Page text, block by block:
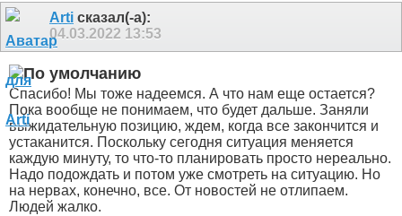
Arti сказал(-а):
04.03.2022 13:53
Спасибо! Мы тоже надеемся. А что нам еще остается?
Пока вообще не понимаем, что будет дальше. Заняли
выжидательную позицию, ждем, когда все закончится и
устаканится. Поскольку сегодня ситуация меняется
каждую минуту, то что-то планировать просто нереально.
Надо подождать и потом уже смотреть на ситуацию. Но
на нервах, конечно, все. От новостей не отлипаем.
Людей жалко.